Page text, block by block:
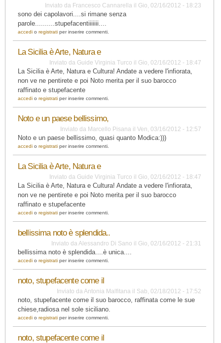
Inviato da Francesco Cannarella il Gio, 02/16/2012 - 18:23
sono dei capolavori....si rimane senza
parole..........stupefacentiiiiiii....
accedi o registrati per inserire commenti.
La Sicilia è Arte, Natura e
Inviato da Guide Virginia Turco il Gio, 02/16/2012 - 18:47
La Sicilia è Arte, Natura e Cultura! Andate a vedere l'infiorata,
non ve ne pentirete e poi Noto merita per il suo barocco
raffinato e stupefacente
accedi o registrati per inserire commenti.
Noto e un paese bellissimo,
Inviato da Marcello Pisana il Ven, 03/16/2012 - 12:57
Noto e un paese bellissimo, quasi quanto Modica:)))
accedi o registrati per inserire commenti.
La Sicilia è Arte, Natura e
Inviato da Guide Virginia Turco il Gio, 02/16/2012 - 18:47
La Sicilia è Arte, Natura e Cultura! Andate a vedere l'infiorata,
non ve ne pentirete e poi Noto merita per il suo barocco
raffinato e stupefacente
accedi o registrati per inserire commenti.
bellissima noto è splendida..
Inviato da Alessandro Di Sano il Gio, 02/16/2012 - 21:31
bellissima noto è splendida....è unica....
accedi o registrati per inserire commenti.
noto, stupefacente come il
Inviato da Antonia Malfitana il Sab, 02/18/2012 - 17:52
noto, stupefacente come il suo barocco, raffinata come le sue
chiese,radiosa nel sole siciliano.
accedi o registrati per inserire commenti.
noto, stupefacente come il